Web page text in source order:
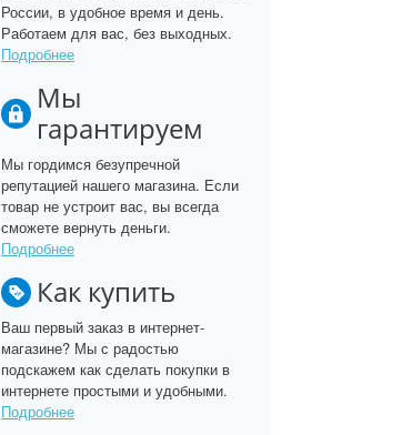
России, в удобное время и день.
Работаем для вас, без выходных.
Подробнее
Мы
гарантируем
Мы гордимся безупречной
репутацией нашего магазина. Если
товар не устроит вас, вы всегда
сможете вернуть деньги.
Подробнее
Как купить
Ваш первый заказ в интернет-
магазине? Мы с радостью
подскажем как сделать покупки в
интернете простыми и удобными.
Подробнее